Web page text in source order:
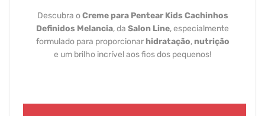
Descubra oCreme para Pentear Kids Cachinhos
Definidos Melancia, da Salon Line, especialmente
formulado para proporcionar hidratação, nutrição
e um brilho incrível aos fios dos pequenos!